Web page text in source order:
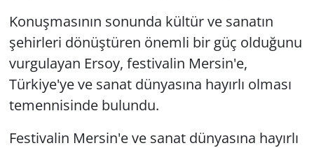
Konuşmasının sonunda kültür ve sanatın
şehirleri dönüştüren önemli bir güç olduğunu
vurgulayan Ersoy, festivalin Mersin'e,
Türkiye'ye ve sanat dünyasına hayırlı olması
temennisinde bulundu.
Festivalin Mersin'e ve sanat dünyasına hayırlı